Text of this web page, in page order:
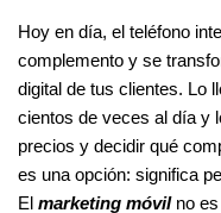
Hoy en día, el teléfono
complemento y se
digital de tus clientes. Lo
cientos de veces al día y
precios y decidir qué
es una opción: significa
El marketing móvilno es